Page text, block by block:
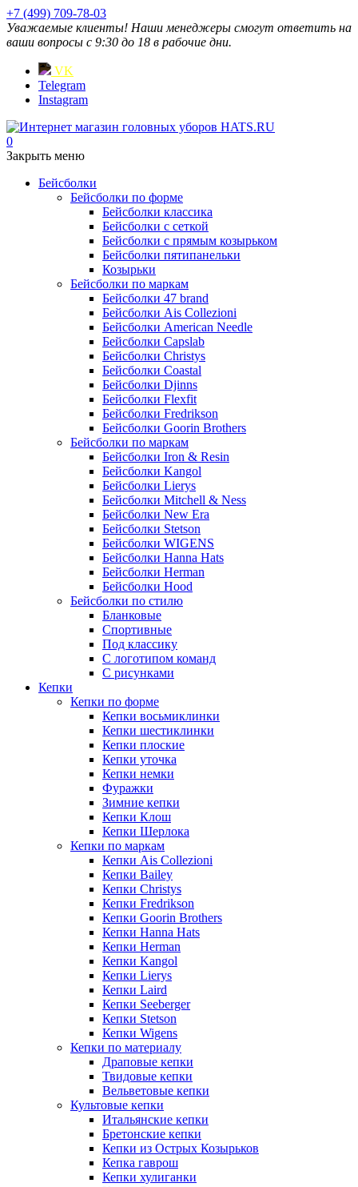
+7 (499) 709-78-03
Уважаемые клиенты! Наши менеджеры смогут ответить на
ваши вопросы с 9:30 до 18 в рабочие дни.
VK
Telegram
Instagram
0
Закрыть меню
Бейсболки
Бейсболки по форме
Бейсболки классика
Бейсболки с сеткой
Бейсболки с прямым козырьком
Бейсболки пятипанельки
Козырьки
Бейсболки по маркам
Бейсболки 47 brand
Бейсболки Ais Collezioni
Бейсболки American Needle
Бейсболки Capslab
Бейсболки Christys
Бейсболки Coastal
Бейсболки Djinns
Бейсболки Flexfit
Бейсболки Fredrikson
Бейсболки Goorin Brothers
Бейсболки по маркам
Бейсболки Iron & Resin
Бейсболки Kangol
Бейсболки Lierys
Бейсболки Mitchell & Ness
Бейсболки New Era
Бейсболки Stetson
Бейсболки WIGENS
Бейсболки Hanna Hats
Бейсболки Herman
Бейсболки Hood
Бейсболки по стилю
Бланковые
Спортивные
Под классику
С логотипом команд
С рисунками
Кепки
Кепки по форме
Кепки восьмиклинки
Кепки шестиклинки
Кепки плоские
Кепки уточка
Кепки немки
Фуражки
Зимние кепки
Кепки Клош
Кепки Шерлока
Кепки по маркам
Кепки Ais Collezioni
Кепки Bailey
Кепки Christys
Кепки Fredrikson
Кепки Goorin Brothers
Кепки Hanna Hats
Кепки Herman
Кепки Kangol
Кепки Lierys
Кепки Laird
Кепки Seeberger
Кепки Stetson
Кепки Wigens
Кепки по материалу
Драповые кепки
Твидовые кепки
Вельветовые кепки
Культовые кепки
Итальянские кепки
Бретонские кепки
Кепки из Острых Козырьков
Кепка гаврош
Кепки хулиганки